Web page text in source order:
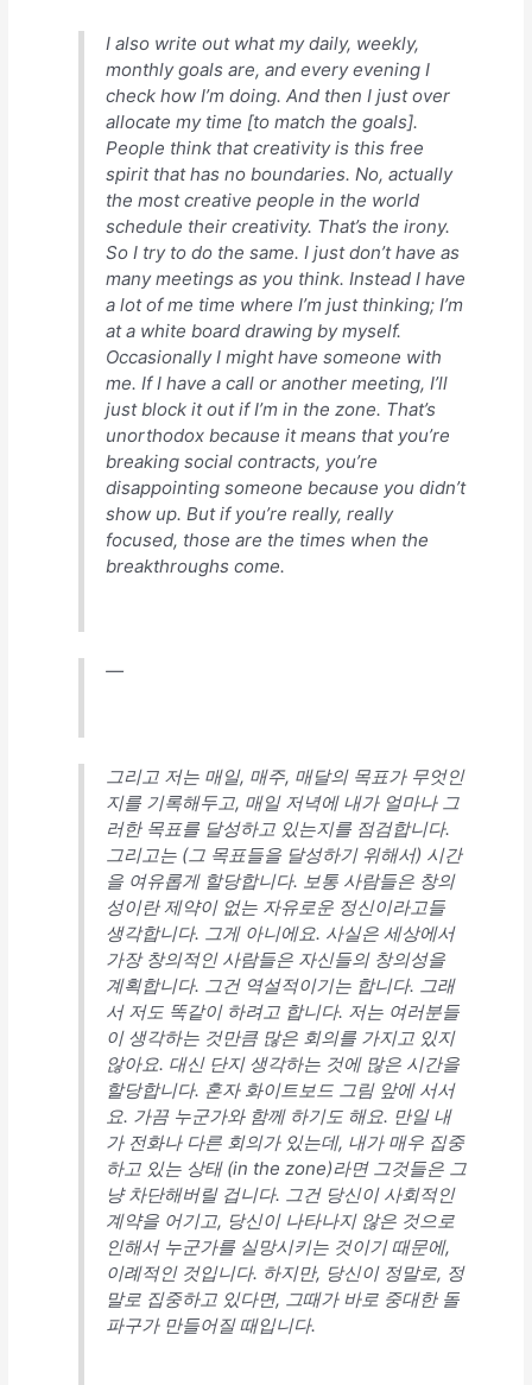
I also write out what my daily, weekly,
monthly goals are, and every evening I
check how I’m doing. And then I just over
allocate my time [to match the goals].
People think that creativity is this free
spirit that has no boundaries. No, actually
the most creative people in the world
schedule their creativity. That’s the irony.
So I try to do the same. I just don’t have as
many meetings as you think. Instead I have
a lot of me time where I’m just thinking; I’m
at a white board drawing by myself.
Occasionally I might have someone with
me. If I have a call or another meeting, I’ll
just block it out if I’m in the zone. That’s
unorthodox because it means that you’re
breaking social contracts, you’re
disappointing someone because you didn’t
show up. But if you’re really, really
focused, those are the times when the
breakthroughs come.
—
그리고 저는 매일, 매주, 매달의 목표가 무엇인
지를 기록해두고, 매일 저녁에 내가 얼마나 그
러한 목표를 달성하고 있는지를 점검합니다.
그리고는 (그 목표들을 달성하기 위해서) 시간
을 여유롭게 할당합니다. 보통 사람들은 창의
성이란 제약이 없는 자유로운 정신이라고들
생각합니다. 그게 아니에요. 사실은 세상에서
가장 창의적인 사람들은 자신들의 창의성을
계획합니다. 그건 역설적이기는 합니다. 그래
서 저도 똑같이 하려고 합니다. 저는 여러분들
이 생각하는 것만큼 많은 회의를 가지고 있지
않아요. 대신 단지 생각하는 것에 많은 시간을
할당합니다. 혼자 화이트보드 그림 앞에 서서
요. 가끔 누군가와 함께 하기도 해요. 만일 내
가 전화나 다른 회의가 있는데, 내가 매우 집중
하고 있는 상태 (in the zone)라면 그것들은 그
냥 차단해버릴 겁니다. 그건 당신이 사회적인
계약을 어기고, 당신이 나타나지 않은 것으로
인해서 누군가를 실망시키는 것이기 때문에,
이례적인 것입니다. 하지만, 당신이 정말로, 정
말로 집중하고 있다면, 그때가 바로 중대한 돌
파구가 만들어질 때입니다.